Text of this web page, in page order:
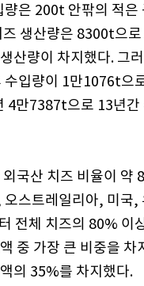
은 200t 안팎의 적은
생산량은 8300t으로
산량이 차지했다. 그
수입량이 1만1076t으
4만7387t으로 13년간
국산 치즈 비율이 약
스트레일리아, 미국,
전체 치즈의 80% 이
중 가장 큰 비중을
의 35%를 차지했다.